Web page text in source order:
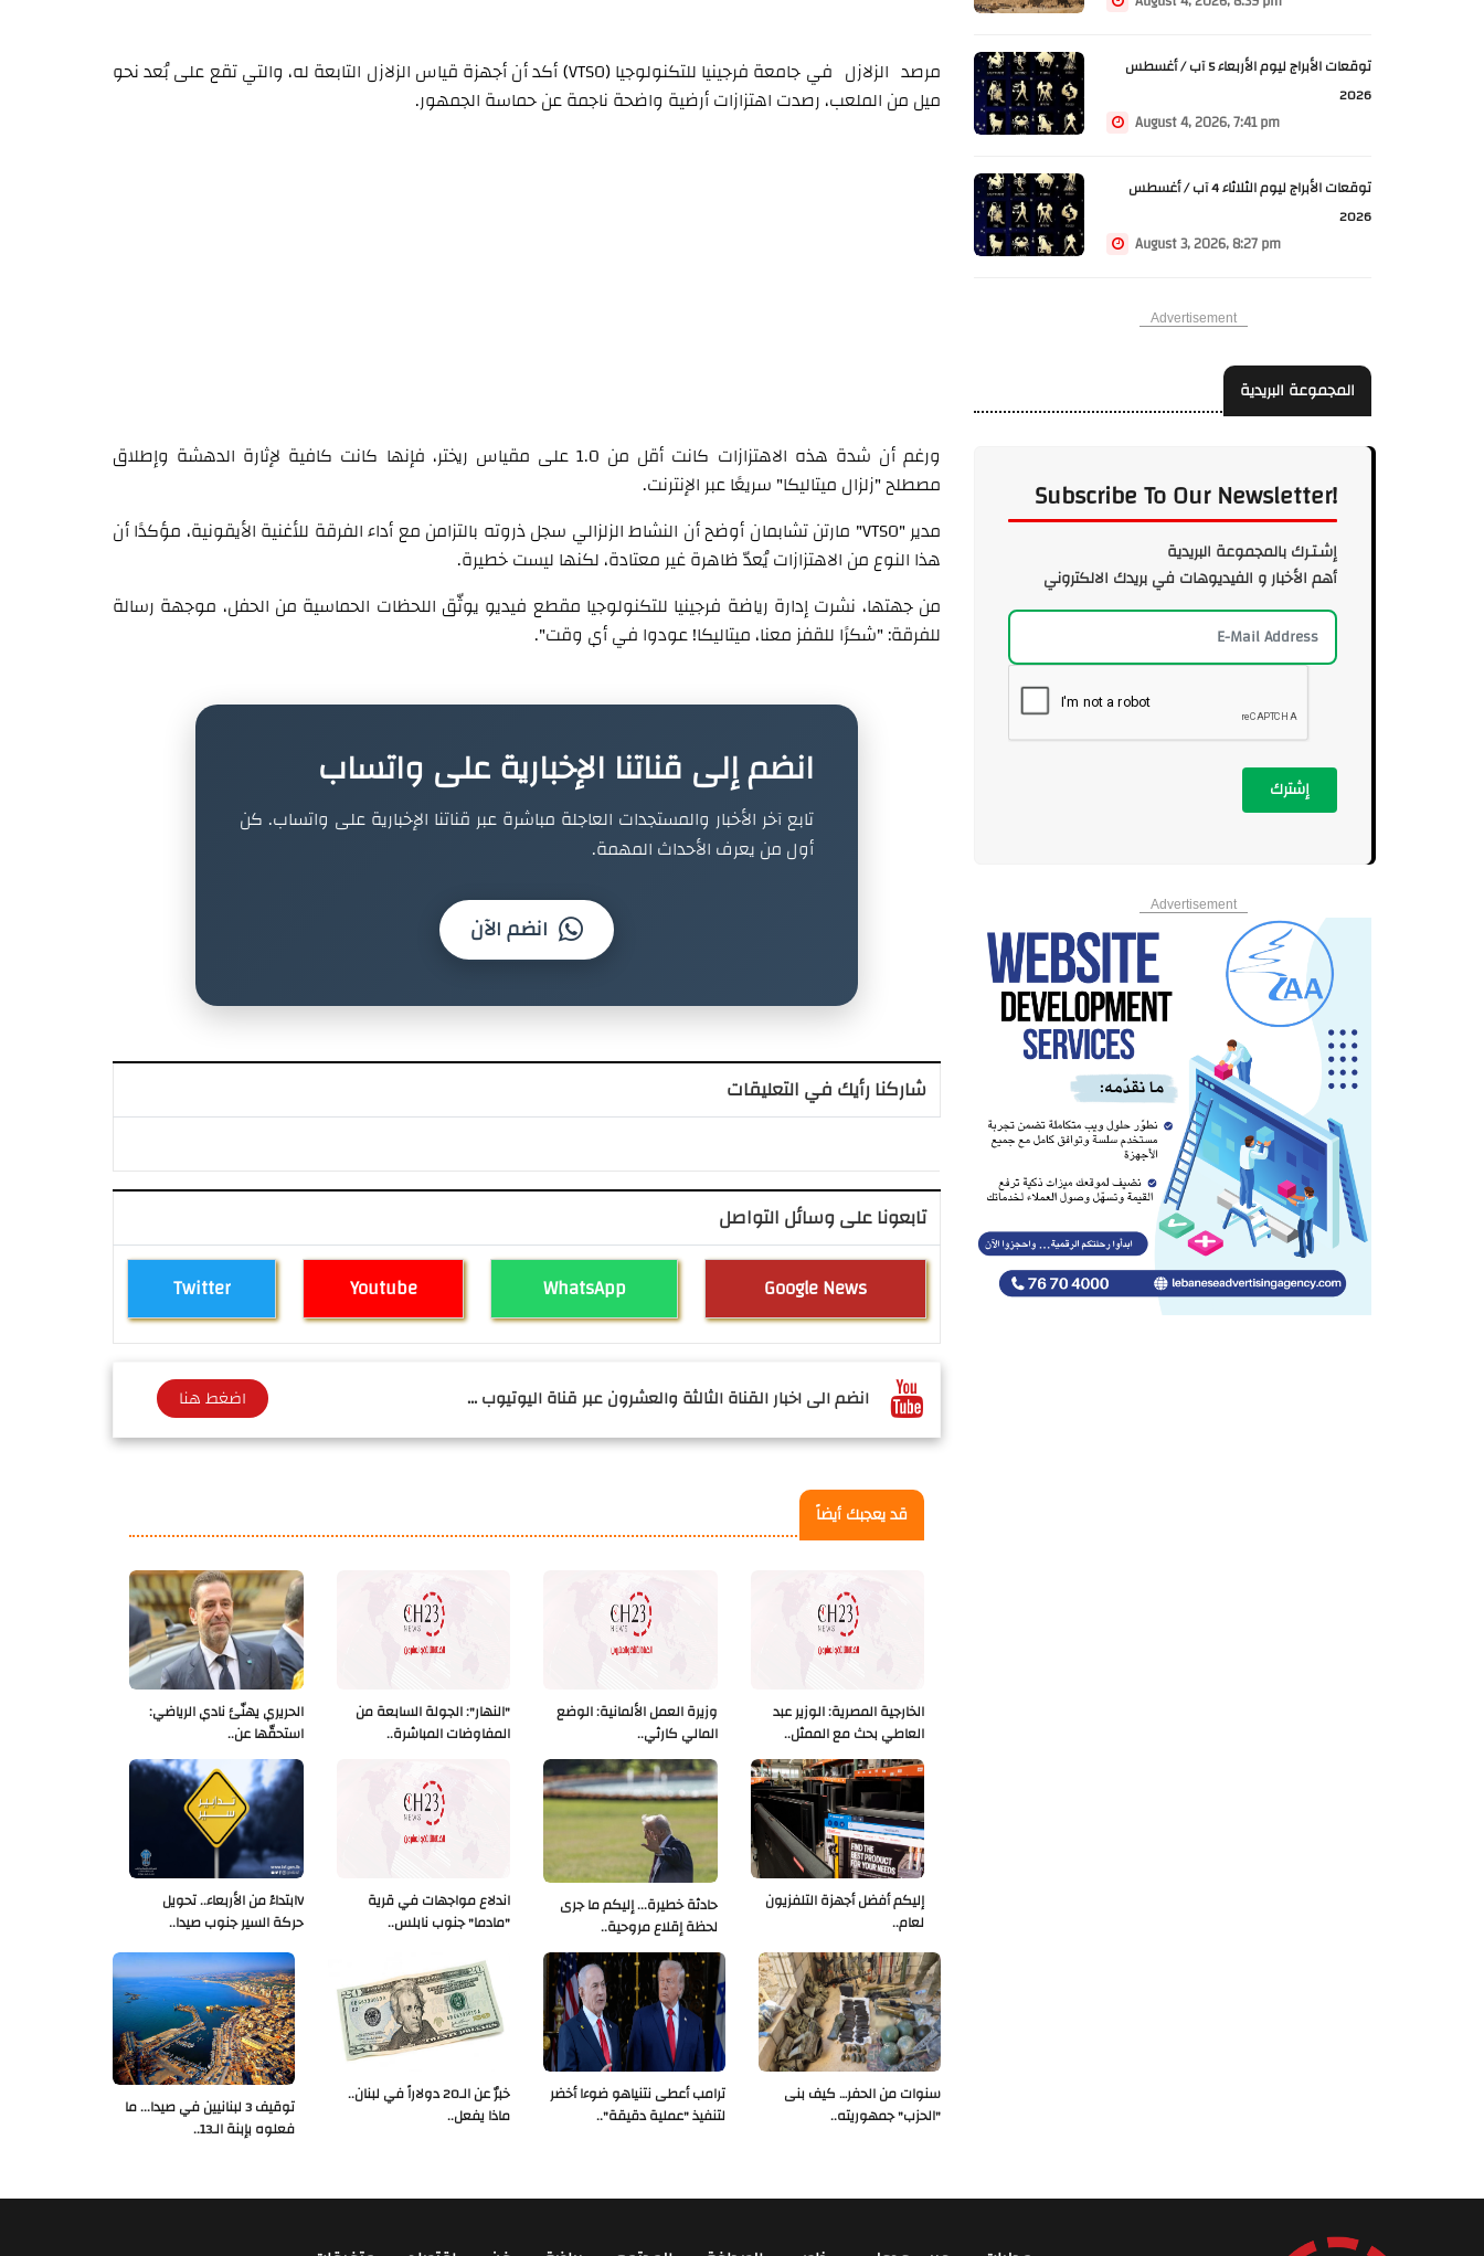
مرصد الزلازل في جامعة فرجينيا للتكنولوجيا (VTSO) أكد أن أجهزة قياس الزلازل التابعة له، والتي تقع على بُعد نحو
ميل من الملعب، رصدت اهتزازات أرضية واضحة ناجمة عن حماسة الجمهور.
ورغم أن شدة هذه الاهتزازات كانت أقل من 1.0 على مقياس ريختر، فإنها كانت كافية لإثارة الدهشة وإطلاق
مصطلح "زلزال ميتاليكا" سريعًا عبر الإنترنت.
مدير "VTSO" مارتن تشابمان أوضح أن النشاط الزلزالي سجل ذروته بالتزامن مع أداء الفرقة للأغنية الأيقونية، مؤكدًا أن
هذا النوع من الاهتزازات يُعدّ ظاهرة غير معتادة، لكنها ليست خطيرة.
من جهتها، نشرت إدارة رياضة فرجينيا للتكنولوجيا مقطع فيديو يوثّق اللحظات الحماسية من الحفل، موجهة رسالة
للفرقة: "شكرًا للقفز معنا، ميتاليكا! عودوا في أي وقت".
انضم إلى قناتنا الإخبارية على واتساب
تابع آخر الأخبار والمستجدات العاجلة مباشرة عبر قناتنا الإخبارية على واتساب. كن
أول من يعرف الأحداث المهمة.
انضم الآن
شاركنا رأيك في التعليقات
تابعونا على وسائل التواصل
Twitter Youtube WhatsApp Google News
انضم الى اخبار القناة الثالثة والعشرون عبر قناة اليوتيوب ... اضغط هنا
قد يعجبك أيضاً
الحريري يهنّئ نادي الرياضي:
استحقّها عن..
"النهار": الجولة السابعة من
المفاوضات المباشرة..
وزيرة العمل الألمانية: الوضع
المالي كارثي..
الخارجية المصرية: الوزير عبد
العاطي بحث مع الممثل..
Vابتداءً من الأربعاء.. تحويل
حركة السير جنوب صيدا..
اندلاع مواجهات في قرية
"مادما" جنوب نابلس..
حادثة خطيرة... إليكم ما جرى
لحظة إقلاع مروحية..
إليكم أفضل أجهزة التلفزيون
لعام..
توقيف 3 لبنانيين في صيدا... ما
فعلوه بإبنة الـ13..
خبرٌ عن الـ20 دولاراً في لبنان..
ماذا يفعل..
ترامب أعطى نتنياهو ضوءا أخضر
لتنفيذ "عملية دقيقة"..
سنوات من الحفر… كيف بنى
"الحزب" جمهوريته..
توقعات الأبراج ليوم الأربعاء 5 آب / أغسطس
2026
August 4, 2026, 7:41 pm
توقعات الأبراج ليوم الثلاثاء 4 آب / أغسطس
2026
August 3, 2026, 8:27 pm
Advertisement
المجموعة البريدية
Subscribe To Our Newsletter!
إشـتـرك بالمجموعة البريدية
أهم الأخبار و الفيديوهات في بريدك الالكتروني
إشترك
Advertisement